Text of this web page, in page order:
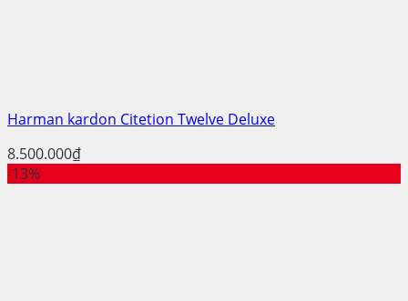
Harman kardon Citetion Twelve Deluxe
8.500.000₫
-13%